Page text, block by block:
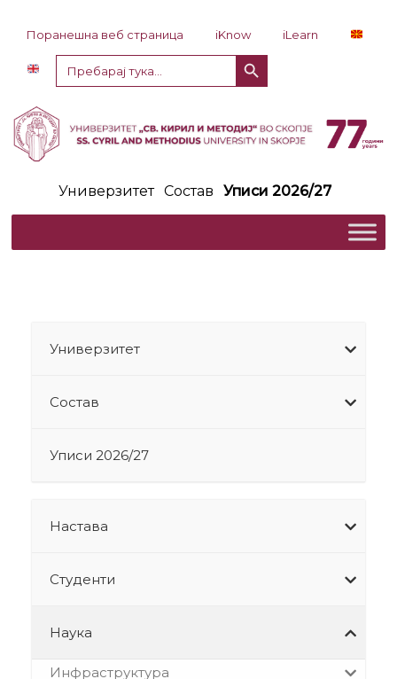
Поранешна веб страница iKnow
iLearn
Пребарај
за:
Копче за пребарување
Универзитет Состав Уписи 2026/27
Универзитет
Состав
Уписи 2026/27
Настава
Студенти
Наука
Инфраструктура